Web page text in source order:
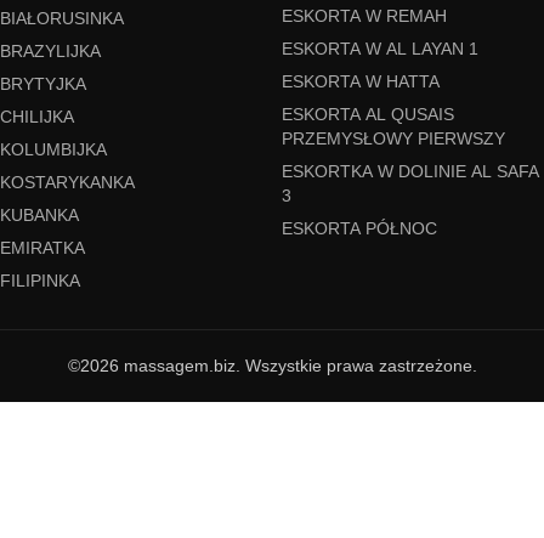
BIAŁORUSINKA
BRAZYLIJKA
BRYTYJKA
CHILIJKA
KOLUMBIJKA
KOSTARYKANKA
KUBANKA
EMIRATKA
FILIPINKA
ESKORTA W REMAH
ESKORTA W AL LAYAN 1
ESKORTA W HATTA
ESKORTA AL QUSAIS
PRZEMYSŁOWY PIERWSZY
ESKORTKA W DOLINIE AL SAFA
3
ESKORTA PÓŁNOC
©2026 massagem.biz. Wszystkie prawa zastrzeżone.